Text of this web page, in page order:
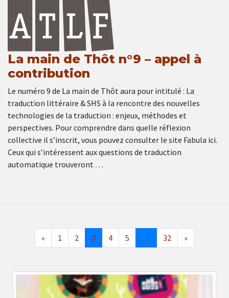
La main de Thôt n°9 – appel à
contribution
Le numéro 9 de La main de Thôt aura pour intitulé : La
traduction littéraire & SHS à la rencontre des nouvelles
technologies de la traduction : enjeux, méthodes et
perspectives. Pour comprendre dans quelle réflexion
collective il s’inscrit, vous pouvez consulter le site Fabula ici.
Ceux qui s’intéressent aux questions de traduction
automatique trouveront …
« 1 2 3 4 5 … 32 »